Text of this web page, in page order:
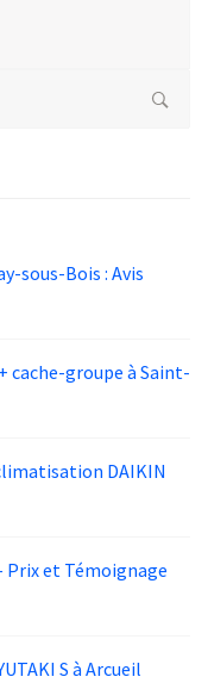
sous-Bois : Avis
groupe à Saint-
DAIKIN
Prix et Témoignage
S à Arcueil